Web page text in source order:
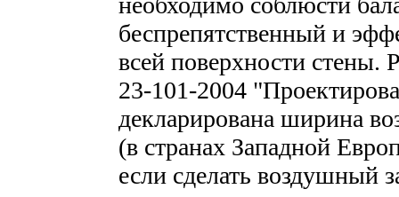
беспрепятственный и
всей поверхности
23-101-2004
декларирована ширина
(в странах Западной
если сделать воздушный